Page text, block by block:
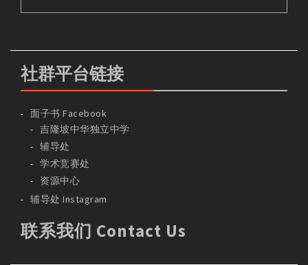
社群平台链接
面子书 Facebook
吉隆坡中华独立中学
辅导处
学术竞赛处
资源中心
辅导处 Instagram
联系我们 Contact Us